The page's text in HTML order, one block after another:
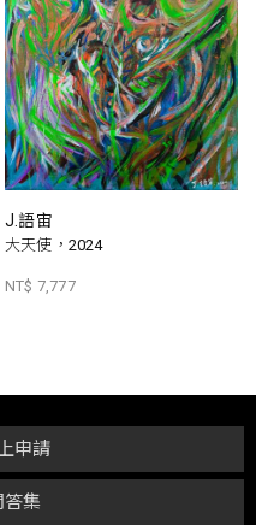
J.語宙
大天使，2024
NT$ 7,777
答集
申請